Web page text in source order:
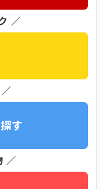
／
す
／